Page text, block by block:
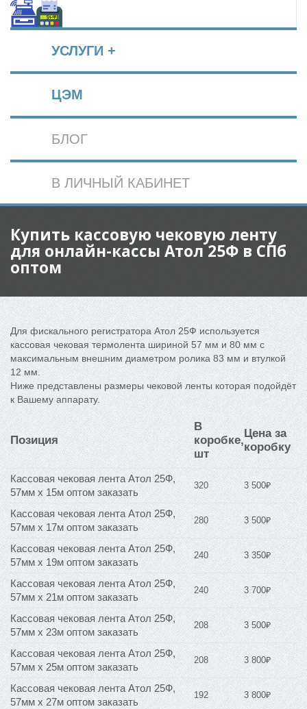
УСЛУГИ +
ЦЭМ
БЛОГ
В ЛИЧНЫЙ КАБИНЕТ
Купить кассовую чековую ленту
для онлайн-кассы Атол 25Ф в СПб
оптом
Для фискального регистратора Атол 25Ф используется
кассовая чековая термолента шириной 57 мм и 80 мм с
максимальным внешним диаметром ролика 83 мм и втулкой
12 мм.
Ниже представлены размеры чековой ленты которая подойдёт
к Вашему аппарату.
Позиция
В
коробке,
шт
Цена за
коробку
Кассовая чековая лента Атол 25Ф,
57мм х 15м оптом заказать
320 3 500₽
Кассовая чековая лента Атол 25Ф,
57мм х 17м оптом заказать
280 3 500₽
Кассовая чековая лента Атол 25Ф,
57мм х 19м оптом заказать
240 3 350₽
Кассовая чековая лента Атол 25Ф,
57мм х 21м оптом заказать
240 3 700₽
Кассовая чековая лента Атол 25Ф,
57мм х 23м оптом заказать
208 3 500₽
Кассовая чековая лента Атол 25Ф,
57мм х 25м оптом заказать
208 3 800₽
Кассовая чековая лента Атол 25Ф,
57мм х 27м оптом заказать
192 3 800₽